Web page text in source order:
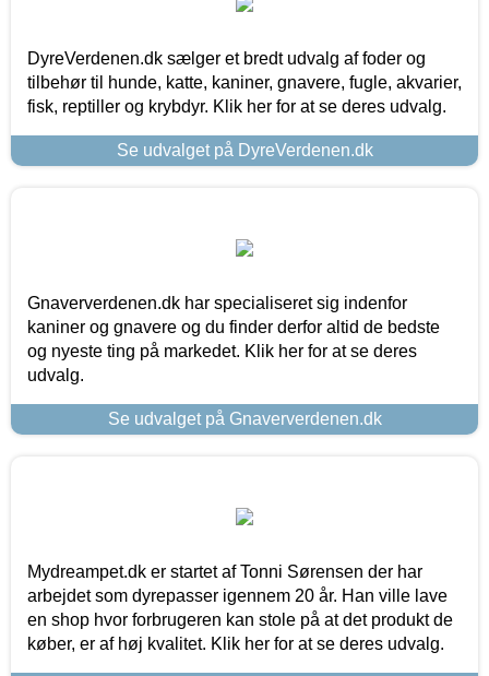
DyreVerdenen.dk sælger et bredt udvalg af foder og
tilbehør til hunde, katte, kaniner, gnavere, fugle, akvarier,
fisk, reptiller og krybdyr. Klik her for at se deres udvalg.
Se udvalget på DyreVerdenen.dk
Gnaververdenen.dk har specialiseret sig indenfor
kaniner og gnavere og du finder derfor altid de bedste
og nyeste ting på markedet. Klik her for at se deres
udvalg.
Se udvalget på Gnaververdenen.dk
Mydreampet.dk er startet af Tonni Sørensen der har
arbejdet som dyrepasser igennem 20 år. Han ville lave
en shop hvor forbrugeren kan stole på at det produkt de
køber, er af høj kvalitet. Klik her for at se deres udvalg.